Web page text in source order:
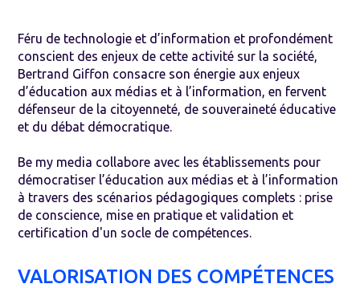
Féru de technologie et d’information et profondément
conscient des enjeux de cette activité sur la société,
Bertrand Giffon consacre son énergie aux enjeux
d’éducation aux médias et à l’information, en fervent
défenseur de la citoyenneté, de souveraineté éducative
et du débat démocratique.
Be my media collabore avec les établissements pour
démocratiser l’éducation aux médias et à l’information
à travers des scénarios pédagogiques complets : prise
de conscience, mise en pratique et validation et
certification d'un socle de compétences.
VALORISATION DES COMPÉTENCES